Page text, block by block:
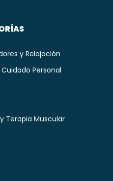
y Relajación
Personal
Terapia Muscular